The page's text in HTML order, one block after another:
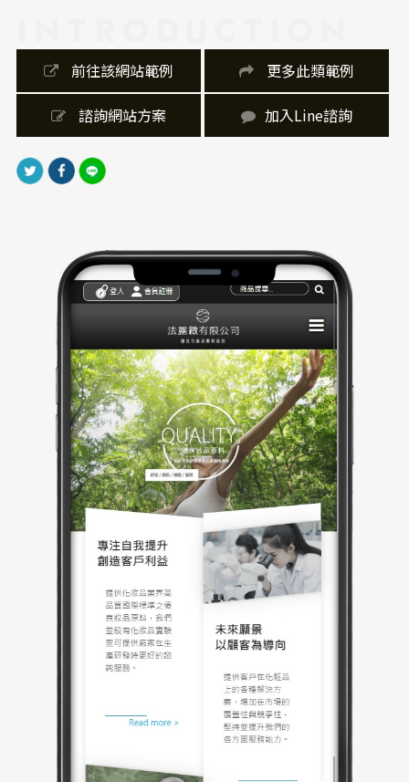
banner 使用高品質照片作為視覺焦點，搭配自然光與景
深效果呈現品牌溫潤感。Icon 插圖設計簡約有力，分別
代表研發、創新、樂觀與服務等品牌核心價值。
｜網站製作，技術細節
前往該網站範例 更多此類範例
諮詢網站方案 加入Line諮詢